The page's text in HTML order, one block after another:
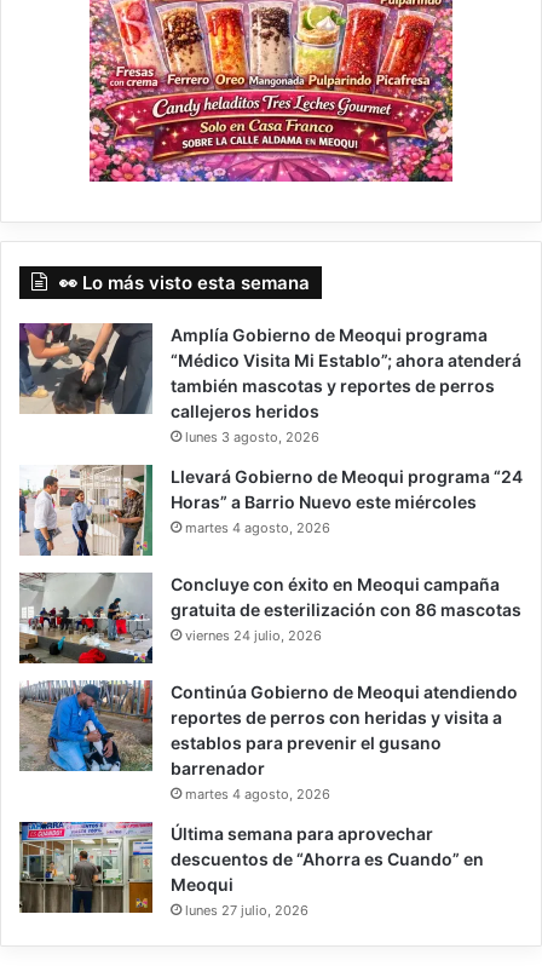
👀 Lo más visto esta semana
Amplía Gobierno de Meoqui programa
“Médico Visita Mi Establo”; ahora atenderá
también mascotas y reportes de perros
callejeros heridos
lunes 3 agosto, 2026
Llevará Gobierno de Meoqui programa “24
Horas” a Barrio Nuevo este miércoles
martes 4 agosto, 2026
Concluye con éxito en Meoqui campaña
gratuita de esterilización con 86 mascotas
viernes 24 julio, 2026
Continúa Gobierno de Meoqui atendiendo
reportes de perros con heridas y visita a
establos para prevenir el gusano
barrenador
martes 4 agosto, 2026
Última semana para aprovechar
descuentos de “Ahorra es Cuando” en
Meoqui
lunes 27 julio, 2026